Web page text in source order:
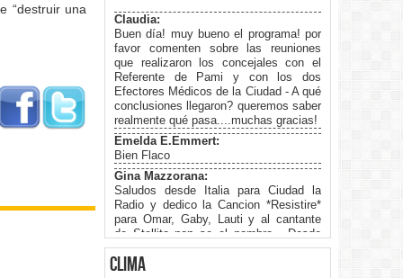
“destruir una
Claudia:
Buen día! muy bueno el programa! por
favor comenten sobre las reuniones
que realizaron los concejales con el
Referente de Pami y con los dos
Efectores Médicos de la Ciudad - A qué
conclusiones llegaron? queremos saber
realmente qué pasa....muchas gracias!
Emelda E.Emmert:
Bien Flaco
Gina Mazzorana:
Saludos desde Italia para Ciudad la
Radio y dedico la Cancion *Resistire*
para Omar, Gaby, Lauti y al cantante
de Stellita non se el nombre . Desde
Gavardo Italia
Roberto Pelliza:
clima